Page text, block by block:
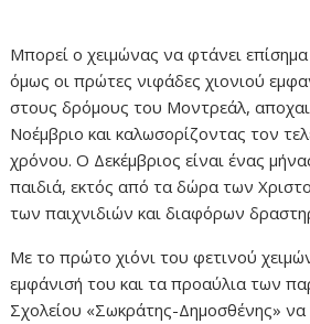
Μπορεί ο χειμώνας να φτάνει
όμως οι πρώτες νιφάδες χιονιού
στους δρόμους του Μοντρεάλ,
Νοέμβριο και καλωσορίζοντας τον
χρόνου. Ο Δεκέμβριος είναι ένας
παιδιά, εκτός από τα δώρα των
των παιχνιδιών και διαφόρων
Με το πρώτο χιόνι του φετινού
εμφάνισή του και τα προαύλια των
Σχολείου «Σωκράτης-Δημοσθένης»